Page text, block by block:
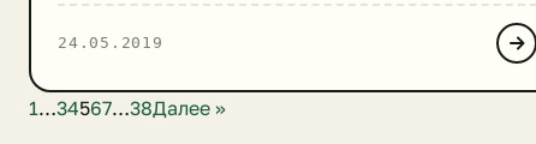
говорилось, что шары вредят экологии, загрязняют
природу и убивают животных: «Экологи призывают не
фонарики со свечами. Это оказывает негативное
24.05.2019
1…34567…38Далее »